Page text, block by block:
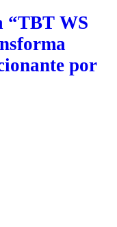
“TBT WS
por